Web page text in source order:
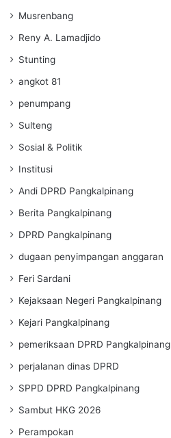
Musrenbang
Reny A. Lamadjido
Stunting
angkot 81
penumpang
Sulteng
Sosial & Politik
Institusi
Andi DPRD Pangkalpinang
Berita Pangkalpinang
DPRD Pangkalpinang
dugaan penyimpangan anggaran
Feri Sardani
Kejaksaan Negeri Pangkalpinang
Kejari Pangkalpinang
pemeriksaan DPRD Pangkalpinang
perjalanan dinas DPRD
SPPD DPRD Pangkalpinang
Sambut HKG 2026
Perampokan